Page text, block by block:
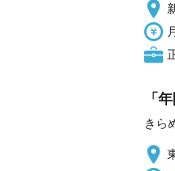
「
きら